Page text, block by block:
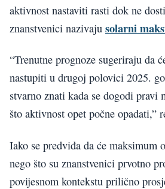
aktivnost nastaviti rasti dok ne
znanstvenici nazivaju solarni
“Trenutne prognoze sugeriraju da
nastupiti u drugoj polovici 2025.
stvarno znati kada se dogodi pravi
što aktivnost opet počne opadati,”
Iako se predviđa da će maksimum
nego što su znanstvenici prvotno
povijesnom kontekstu prilično